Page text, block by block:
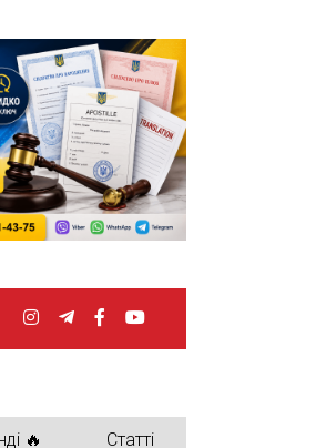
🔥 Статті